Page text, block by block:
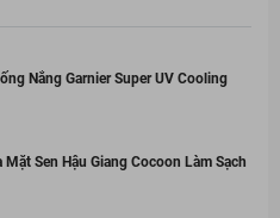
Nắng Garnier Super UV Cooling
Mặt Sen Hậu Giang Cocoon Làm Sạch